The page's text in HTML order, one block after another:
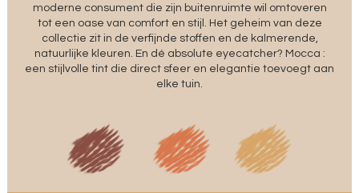
moderne consument die zijn buitenruimte wil omtoveren
tot een oase van comfort en stijl. Het geheim van deze
collectie zit in de verfijnde stoffen en de kalmerende,
natuurlijke kleuren. En dé absolute eyecatcher? Mocca :
een stijlvolle tint die direct sfeer en elegantie toevoegt aan
elke tuin.